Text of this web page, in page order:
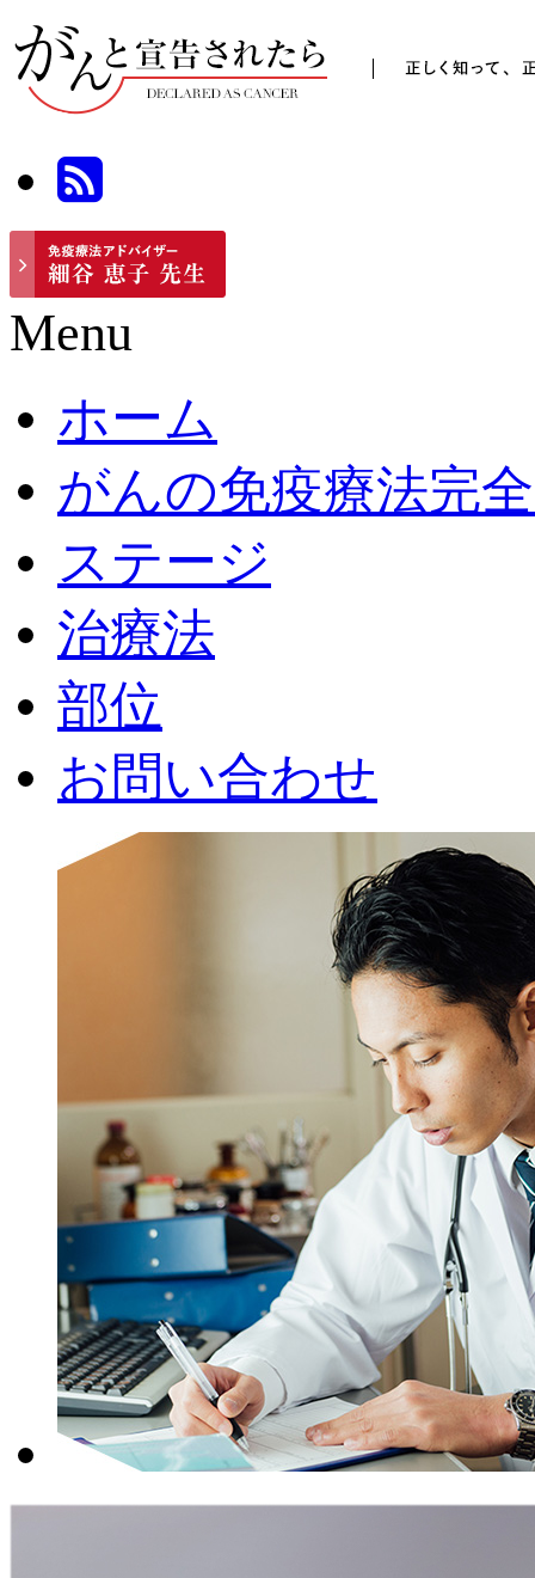
Menu
ホーム
がんの免疫療法完
ステージ
治療法
部位
お問い合わせ